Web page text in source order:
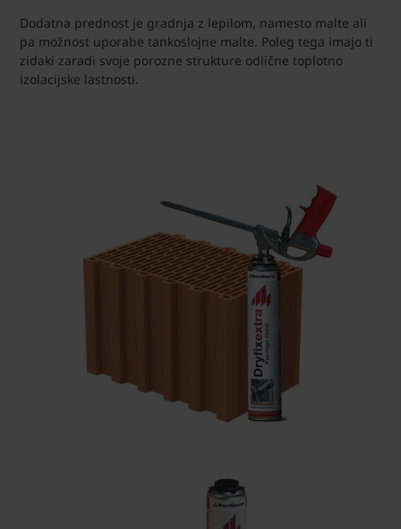
Dodatna prednost je gradnja z lepilom, namesto malte ali
pa možnost uporabe tankoslojne malte. Poleg tega imajo ti
zidaki zaradi svoje porozne strukture odlične toplotno
izolacijske lastnosti.